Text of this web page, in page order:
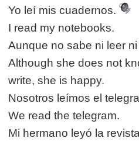
Yo leí mis cuadernos.
I read my notebooks.
Aunque no sabe ni leer
Although she does not
write, she is happy.
Nosotros leímos el
We read the telegram.
Mi hermano leyó la